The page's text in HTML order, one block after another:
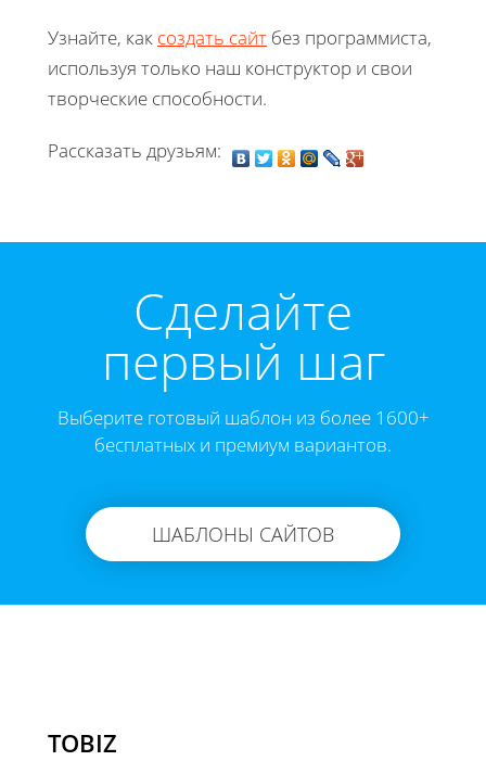
Узнайте, как создать сайт без программиста,
используя только наш конструктор и свои
творческие способности.
Рассказать друзьям:
Cделайте
первый шаг
Выберите готовый шаблон из более 1600+
бесплатных и премиум вариантов.
ШАБЛОНЫ САЙТОВ
TOBIZ